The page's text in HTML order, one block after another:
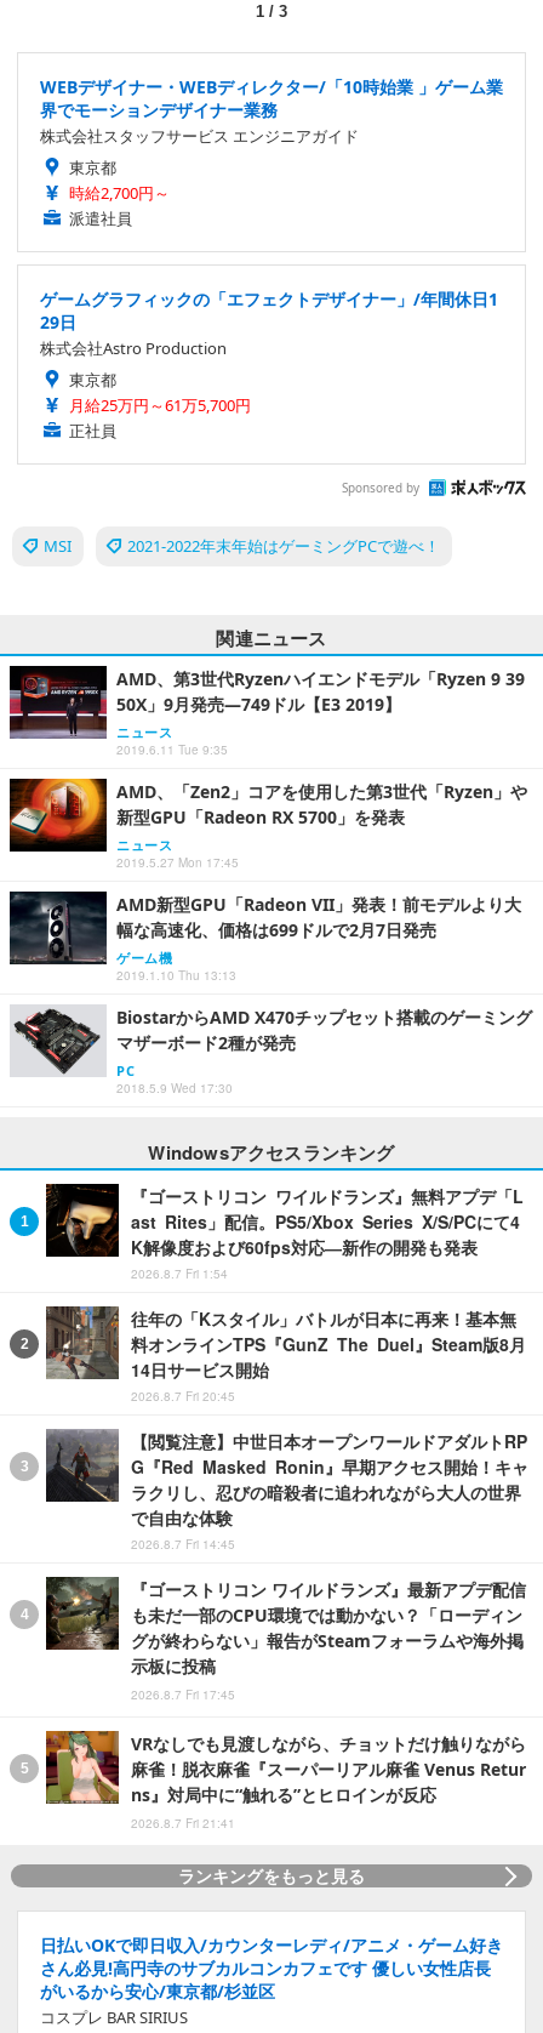
1/ 3
WEBデザイナー・WEBディレクター/「10時始業 」ゲーム業
界でモーションデザイナー業務
株式会社スタッフサービス エンジニアガイド
東京都
時給2,700円～
派遣社員
ゲームグラフィックの「エフェクトデザイナー」/年間休日1
29日
株式会社Astro Production
東京都
月給25万円～61万5,700円
正社員
Sponsored by
MSI 2021-2022年末年始はゲーミングPCで遊べ！
関連ニュース
AMD、第3世代Ryzenハイエンドモデル「Ryzen 9 39
50X」9月発売―749ドル【E3 2019】
ニュース
2019.6.11 Tue 9:35
AMD、「Zen2」コアを使用した第3世代「Ryzen」や
新型GPU「Radeon RX 5700」を発表
ニュース
2019.5.27 Mon 17:45
AMD新型GPU「Radeon VII」発表！前モデルより大
幅な高速化、価格は699ドルで2月7日発売
ゲーム機
2019.1.10 Thu 13:13
BiostarからAMD X470チップセット搭載のゲーミング
マザーボード2種が発売
PC
2018.5.9 Wed 17:30
Windowsアクセスランキング
『ゴーストリコン ワイルドランズ』無料アプデ「L
ast Rites」配信。PS5/Xbox Series X/S/PCにて4
K解像度および60fps対応―新作の開発も発表
2026.8.7 Fri 1:54
往年の「Kスタイル」バトルが日本に再来！基本無
料オンラインTPS『GunZ The Duel』Steam版8月
14日サービス開始
2026.8.7 Fri 20:45
【閲覧注意】中世日本オープンワールドアダルトRP
G『Red Masked Ronin』早期アクセス開始！キャ
ラクリし、忍びの暗殺者に追われながら大人の世界
で自由な体験
2026.8.7 Fri 14:45
『ゴーストリコン ワイルドランズ』最新アプデ配信
も未だ一部のCPU環境では動かない？「ローディン
グが終わらない」報告がSteamフォーラムや海外掲
示板に投稿
2026.8.7 Fri 17:45
VRなしでも見渡しながら、チョットだけ触りながら
麻雀！脱衣麻雀『スーパーリアル麻雀 Venus Retur
ns』対局中に“触れる”とヒロインが反応
2026.8.7 Fri 21:41
ランキングをもっと見る
日払いOKで即日収入/カウンターレディ/アニメ・ゲーム好き
さん必見!高円寺のサブカルコンカフェです 優しい女性店長
がいるから安心/東京都/杉並区
コスプレ BAR SIRIUS